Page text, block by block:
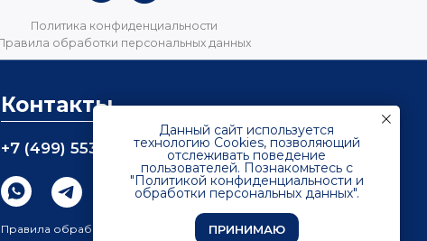
Правила обработки персональных данных
+7 (499) 553 07 56 sales@tkk-quartz.ru
Контакты
Данный сайт используется
технологию Cookies, позволяющий
отслеживать поведение
пользователей. Познакомьтесь с
"Политикой конфиденциальности и
обработки персональных данных".
ПРИНИМАЮ